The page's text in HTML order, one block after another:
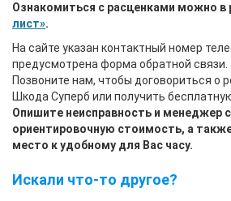
Ознакомиться с расценками можно в
лист».
На сайте указан контактный номер
предусмотрена форма обратной связи.
Позвоните нам, чтобы договориться о
Шкода Суперб или получить
Опишите неисправность и менеджер
ориентировочную стоимость, а
место к удобному для Вас часу.
Искали что-то другое?